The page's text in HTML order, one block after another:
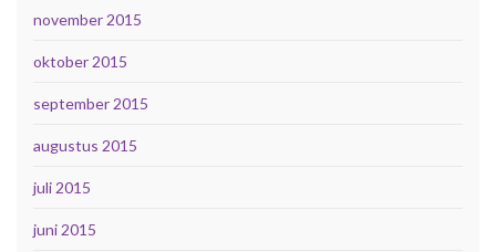
november 2015
oktober 2015
september 2015
augustus 2015
juli 2015
juni 2015